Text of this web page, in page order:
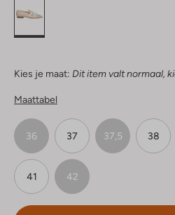
Kies je maat: Dit item valt normaal,
Maattabel
36 37 37,5 38
41 42